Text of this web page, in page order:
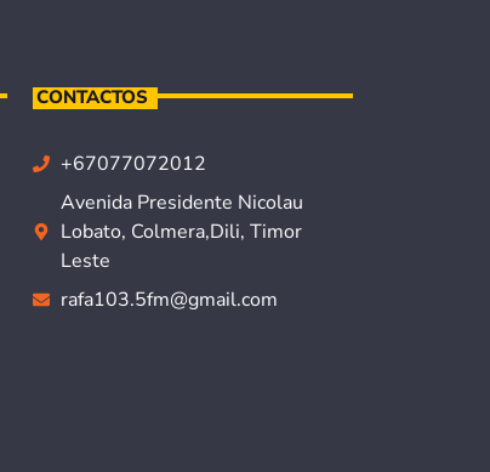
CONTACTOS
+67077072012
Avenida Presidente Nicolau
Lobato, Colmera,Dili, Timor
Leste
rafa103.5fm@gmail.com